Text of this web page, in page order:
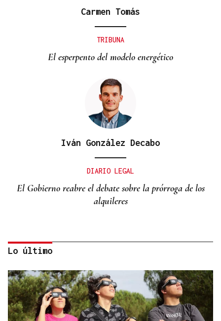
Carmen Tomás
TRIBUNA
El esperpento del modelo energético
Iván González Decabo
DIARIO LEGAL
El Gobierno reabre el debate sobre la prórroga de los
alquileres
Miguel Abad Vila
TRIBUNA
Lo último